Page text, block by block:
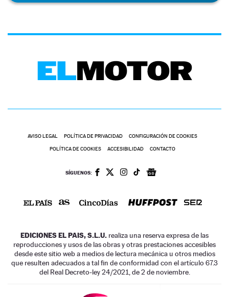
AVISO LEGAL POLÍTICA DE PRIVACIDAD CONFIGURACIÓN DE COOKIES
POLÍTICA DE COOKIES ACCESIBILIDAD CONTACTO
SÍGUENOS:
EDICIONES EL PAIS, S.L.U. realiza una reserva expresa de las
reproducciones y usos de las obras y otras prestaciones accesibles
desde este sitio web a medios de lectura mecánica u otros medios
que resulten adecuados a tal fin de conformidad con el artículo 67.3
del Real Decreto-ley 24/2021, de 2 de noviembre.